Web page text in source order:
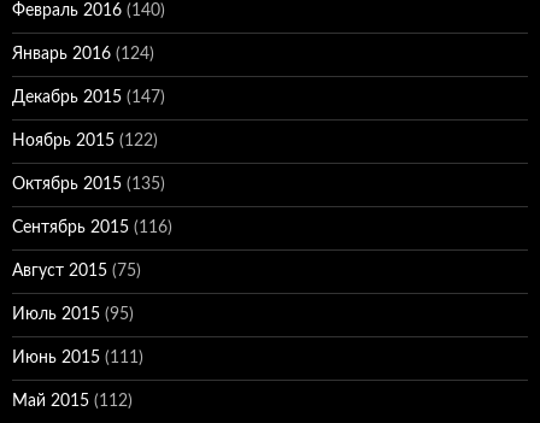
Февраль 2016 (140)
Январь 2016 (124)
Декабрь 2015 (147)
Ноябрь 2015 (122)
Октябрь 2015 (135)
Сентябрь 2015 (116)
Август 2015 (75)
Июль 2015 (95)
Июнь 2015 (111)
Май 2015 (112)